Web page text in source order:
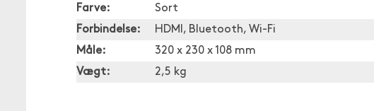
Farve:
Sort
Forbindelse:
HDMI, Bluetooth, Wi-Fi
Måle:
320 x 230 x 108 mm
Vægt:
2,5 kg